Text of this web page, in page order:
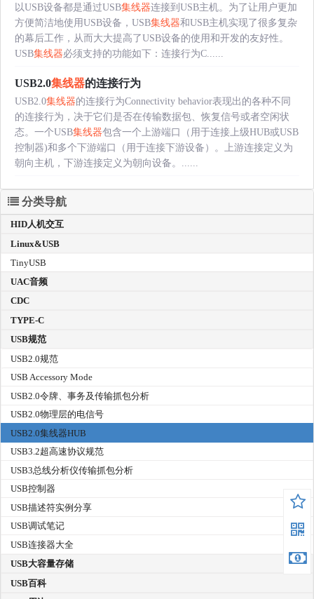
以USB设备都是通过USB集线器连接到USB主机。为了让用户更加
方便简洁地使用USB设备，USB集线器和USB主机实现了很多复杂
的幕后工作，从而大大提高了USB设备的使用和开发的友好性。
USB集线器必须支持的功能如下：连接行为C......
USB2.0集线器的连接行为
USB2.0集线器的连接行为Connectivity behavior表现出的各种不同
的连接行为，决于它们是否在传输数据包、恢复信号或者空闲状
态。一个USB集线器包含一个上游端口（用于连接上级HUB或USB
控制器)和多个下游端口（用于连接下游设备）。上游连接定义为
朝向主机，下游连接定义为朝向设备。......
分类导航
HID人机交互
Linux&USB
TinyUSB
UAC音频
CDC
TYPE-C
USB规范
USB2.0规范
USB Accessory Mode
USB2.0令牌、事务及传输抓包分析
USB2.0物理层的电信号
USB2.0集线器HUB
USB3.2超高速协议规范
USB3总线分析仪传输抓包分析
USB控制器
USB描述符实例分享
USB调试笔记
USB连接器大全
USB大容量存储
USB百科